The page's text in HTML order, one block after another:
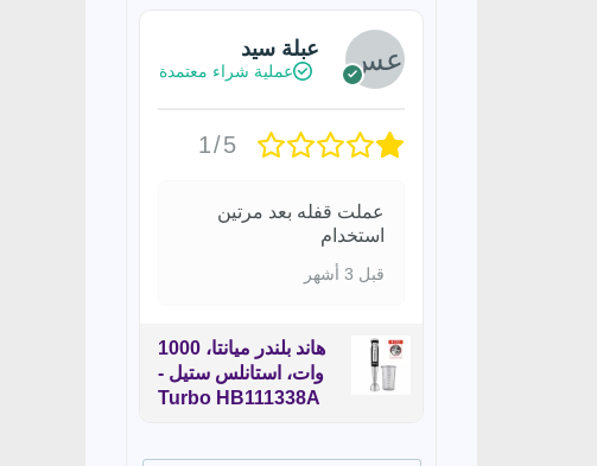
عبلة سيد
عملية شراء معتمدة
1/5
عملت قفله بعد مرتين
استخدام
قبل 3 أشهر
هاند بلندر ميانتا، 1000
وات، استانلس ستيل -
Turbo HB111338A